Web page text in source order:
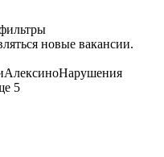
новые вакансии.
АлексиноНарушения
5